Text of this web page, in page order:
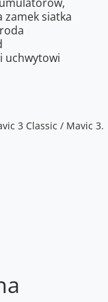
siatka
uchwytowi